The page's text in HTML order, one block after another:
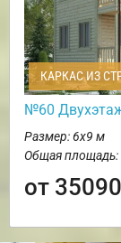
КАРКАС ИЗ
№60
Размер: 6х9 м
Общая площадь:
от